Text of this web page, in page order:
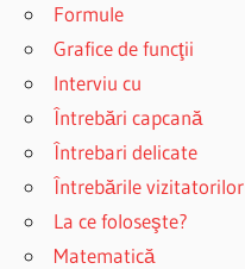
Formule
Grafice de funcţii
Interviu cu
Întrebări capcană
Întrebari delicate
Întrebările vizitatorilor
La ce foloseşte?
Matematică